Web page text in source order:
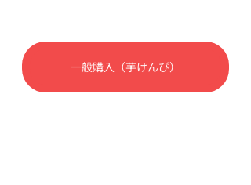
一般購入（芋けんぴ）